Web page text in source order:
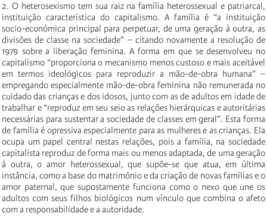
2. O heterosexismo tem sua raiz na família heterossexual e patriarcal,
instituição característica do capitalismo. A família é “a instituição
socio-económica principal para perpetuar, de uma geração à outra, as
divisões de classe na sociedade” – citando novamente a resolução de
1979 sobre a liberação feminina. A forma em que se desenvolveu no
capitalismo “proporciona o mecanismo menos custoso e mais aceitável
em termos ideológicos para reproduzir a mão-de-obra humana” –
empregando especialmente mão-de-obra feminina não remunerada no
cuidado das crianças e dos idosos, junto com as de adultos em idade de
trabalhar e “reproduz em seu seio as relações hierárquicas e autoritárias
necessárias para sustentar a sociedade de classes em geral”. Esta forma
de família é opressiva especialmente para as mulheres e as crianças. Ela
ocupa um papel central nestas relações, pois a família, na sociedade
capitalista reproduz de forma mais ou menos adaptada, de uma geração
à outra, o amor heterossexual, que supõe-se que atua, em última
instância, como a base do matrimónio e da criação de novas famílias e o
amor paternal, que supostamente funciona como o nexo que une os
adultos com seus filhos biológicos num vínculo que combina o afeto
com a responsabilidade e a autoridade.